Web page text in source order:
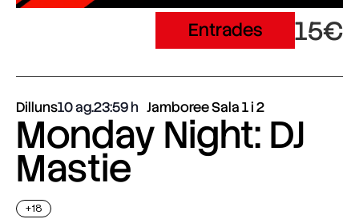
Entrades 15€
Dilluns10 ag.23:59 Jamboree Sala 1 i 2
Monday Night: DJ
Mastie
+18